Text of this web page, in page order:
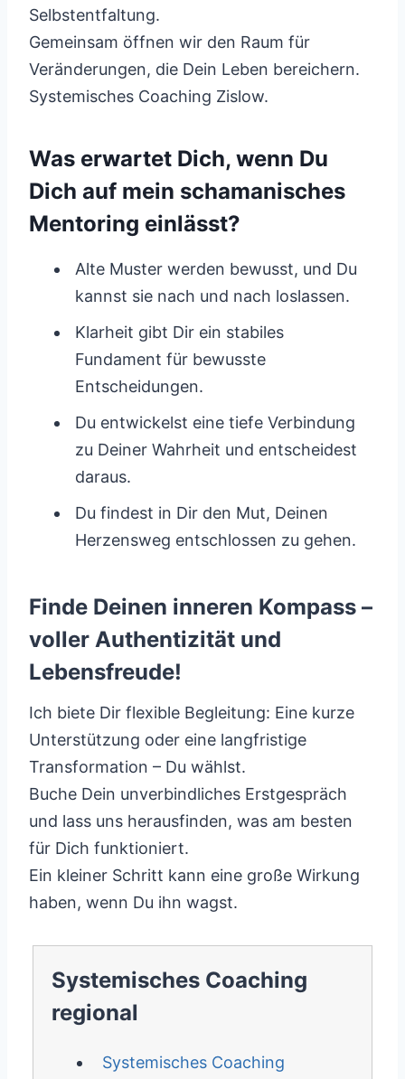
Selbstentfaltung.
Gemeinsam öffnen wir den Raum für
Veränderungen, die Dein Leben bereichern.
Systemisches Coaching Zislow.
Was erwartet Dich, wenn Du
Dich auf mein schamanisches
Mentoring einlässt?
Alte Muster werden bewusst, und Du
kannst sie nach und nach loslassen.
Klarheit gibt Dir ein stabiles
Fundament für bewusste
Entscheidungen.
Du entwickelst eine tiefe Verbindung
zu Deiner Wahrheit und entscheidest
daraus.
Du findest in Dir den Mut, Deinen
Herzensweg entschlossen zu gehen.
Finde Deinen inneren Kompass –
voller Authentizität und
Lebensfreude!
Ich biete Dir flexible Begleitung: Eine kurze
Unterstützung oder eine langfristige
Transformation – Du wählst.
Buche Dein unverbindliches Erstgespräch
und lass uns herausfinden, was am besten
für Dich funktioniert.
Ein kleiner Schritt kann eine große Wirkung
haben, wenn Du ihn wagst.
Systemisches Coaching
regional
Systemisches Coaching